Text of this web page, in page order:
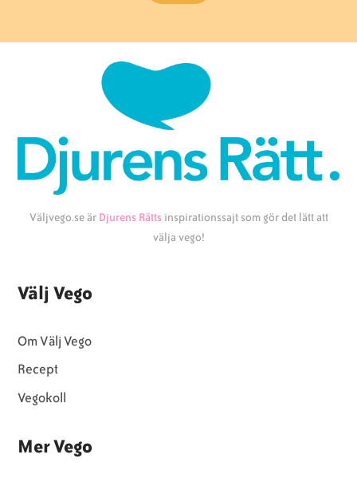
Väljvego.se är Djurens Rätts inspirationssajt som gör det lätt att
välja vego!
Välj Vego
Om Välj Vego
Recept
Vegokoll
Mer Vego